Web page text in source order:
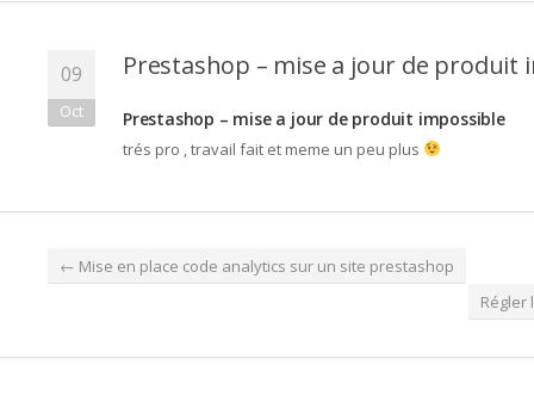
09
Oct
Prestashop – mise a jour de produit
Prestashop – mise a jour de produit impossible
trés pro , travail fait et meme un peu plus
← Mise en place code analytics sur un site prestashop